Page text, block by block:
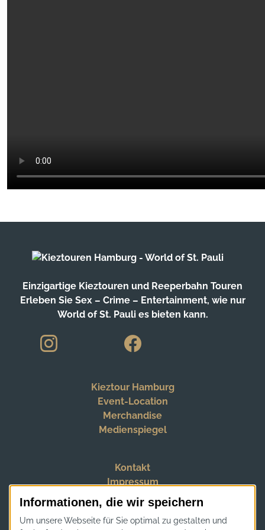
Einzigartige Kieztouren und Reeperbahn Touren
Erleben Sie Sex – Crime – Entertainment, wie nur
World of St. Pauli es bieten kann.
Kieztour Hamburg
Event-Location
Merchandise
Medienspiegel
Kontakt
Impressum
Datenschutz
Zahlungsarten
AGB
Informationen, die wir speichern
Um unsere Webseite für Sie optimal zu gestalten und